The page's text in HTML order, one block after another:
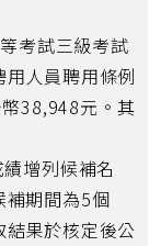
考試三級考試
人員聘用條例
38,948元。其
增列候補名
補期間為5個
果於核定後公